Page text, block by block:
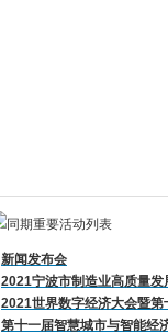
新闻发布会
2021宁波市制造业高质量
2021世界数字经济大会暨
第十一届智慧城市与智能经